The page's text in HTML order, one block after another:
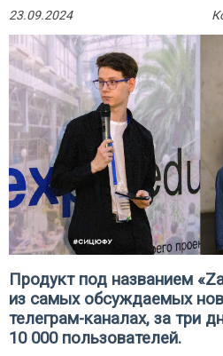
23.09.2024
Продукт под названием
из самых обсуждаемых
телеграм-каналах, за три
10 000 пользователей.